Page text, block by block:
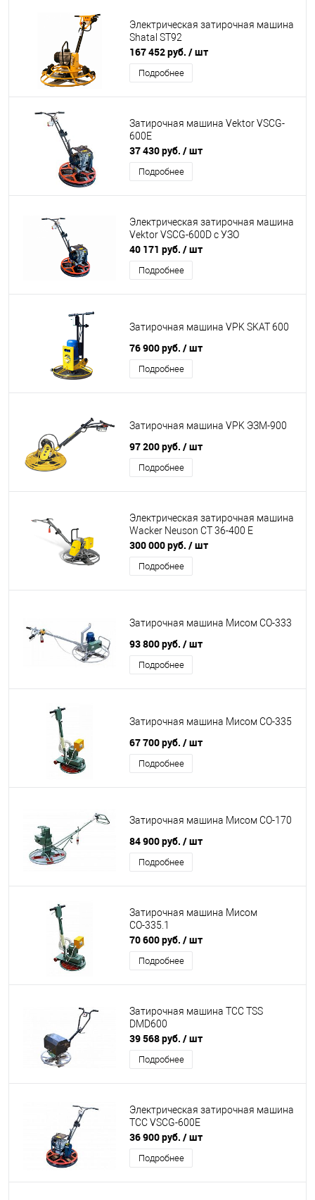
Электрическая затирочная машина
Shatal ST92
167 452 руб. / шт
Подробнее
Затирочная машина Vektor VSCG-
600E
37 430 руб. / шт
Подробнее
Электрическая затирочная машина
Vektor VSCG-600D с УЗО
40 171 руб. / шт
Подробнее
Затирочная машина VPK SKAT 600
76 900 руб. / шт
Подробнее
Затирочная машина VPK ЭЗМ-900
97 200 руб. / шт
Подробнее
Электрическая затирочная машина
Wacker Neuson CT 36-400 E
300 000 руб. / шт
Подробнее
Затирочная машина Мисом СО-333
93 800 руб. / шт
Подробнее
Затирочная машина Мисом СО-335
67 700 руб. / шт
Подробнее
Затирочная машина Мисом СО-170
84 900 руб. / шт
Подробнее
Затирочная машина Мисом
СО-335.1
70 600 руб. / шт
Подробнее
Затирочная машина ТСС TSS
DMD600
39 568 руб. / шт
Подробнее
Электрическая затирочная машина
ТСС VSCG-600E
36 900 руб. / шт
Подробнее